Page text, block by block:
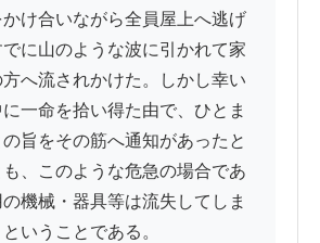
け合いながら全員屋上へ逃げ
に山のような波に引かれて家
方へ流されかけた。しかし幸い
一命を拾い得た由で、ひとま
旨をその筋へ通知があったと
、このような危急の場合であ
機械・器具等は流失してしま
いうことである。